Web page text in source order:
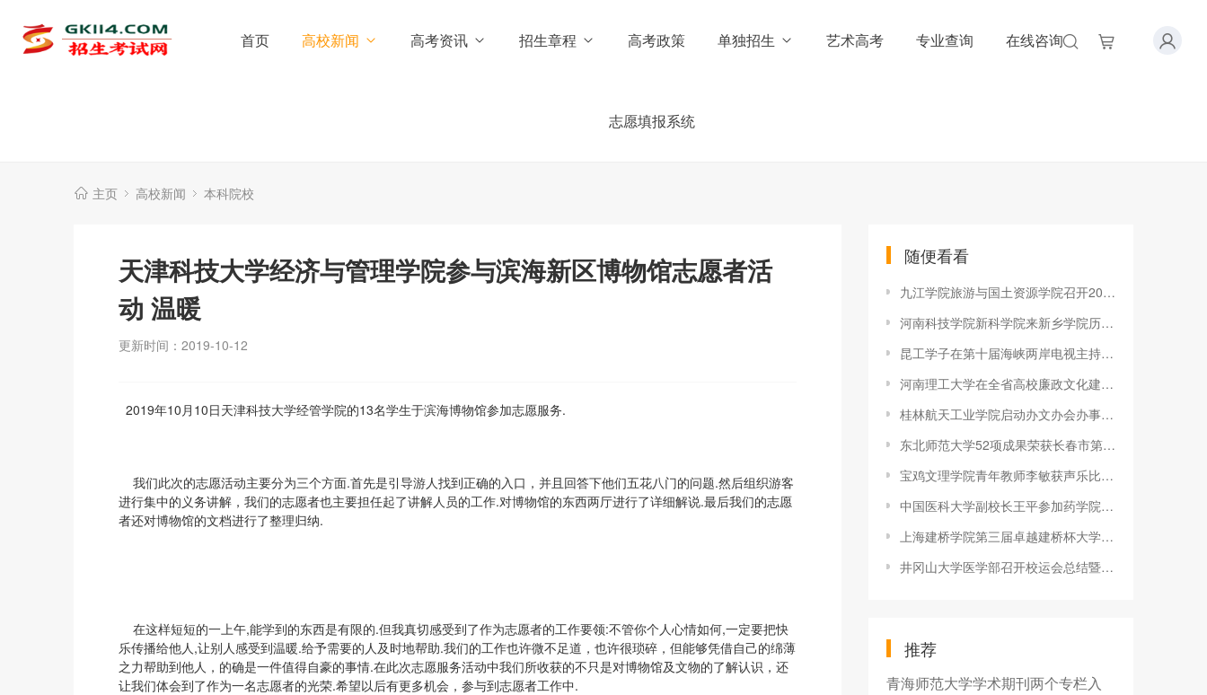
首页 高校新闻 高考资讯 招生章程 高考政策 单独招生 艺术高考 专业查询 在线咨询
志愿填报系统
主页 高校新闻 本科院校
天津科技大学经济与管理学院参与滨海新区博物馆志愿者活
动 温暖
更新时间：2019-10-12
2019年10月10日天津科技大学经管学院的13名学生于滨海博物馆参加志愿服务.
我们此次的志愿活动主要分为三个方面.首先是引导游人找到正确的入口，并且回答下他们五花八门的问题.然后组织游客
进行集中的义务讲解，我们的志愿者也主要担任起了讲解人员的工作.对博物馆的东西两厅进行了详细解说.最后我们的志愿
者还对博物馆的文档进行了整理归纳.
在这样短短的一上午,能学到的东西是有限的.但我真切感受到了作为志愿者的工作要领:不管你个人心情如何,一定要把快
乐传播给他人,让别人感受到温暖.给予需要的人及时地帮助.我们的工作也许微不足道，也许很琐碎，但能够凭借自己的绵薄
之力帮助到他人，的确是一件值得自豪的事情.在此次志愿服务活动中我们所收获的不只是对博物馆及文物的了解认识，还
让我们体会到了作为一名志愿者的光荣.希望以后有更多机会，参与到志愿者工作中.
随便看看
九江学院旅游与国土资源学院召开2019年度国家级科研项目申报动员
河南科技学院新科学院来新乡学院历史与社会发展学院考察调研
昆工学子在第十届海峡两岸电视主持新人大赛中崭露头角
河南理工大学在全省高校廉政文化建设征文和廉洁教育优秀案例征集
桂林航天工业学院启动办文办会办事专题系列培训工作
东北师范大学52项成果荣获长春市第八届社会科学优秀成果奖
宝鸡文理学院青年教师李敏获声乐比赛一等奖
中国医科大学副校长王平参加药学院2018年度兴齐眼药药学奖励基金
上海建桥学院第三届卓越建桥杯大学生演讲大赛闭幕
井冈山大学医学部召开校运会总结暨表彰大会
推荐
青海师范大学学术期刊两个专栏入